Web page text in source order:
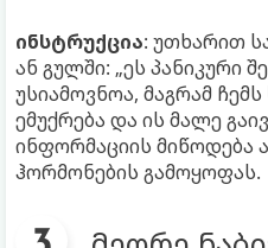
ინსტრუქცია: უთხარით
ან გულში: „ეს პანიკური
უსიამოვნოა, მაგრამ
ემუქრება და ის მალე
ინფორმაციის მიწოდება
ჰორმონების გამოყოფას.